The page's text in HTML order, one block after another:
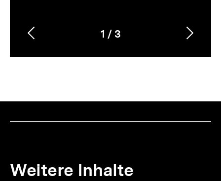
Karussellinhalt
1
von
/ 3
Vorherigen
Inhalt
Inhalt
Weitere Inhalte